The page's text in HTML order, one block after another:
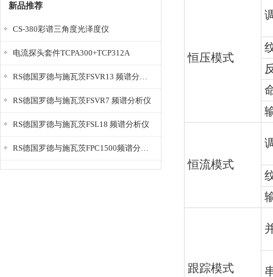
新品推荐
CS-380彩谱三角度光泽度仪
电流探头套件TCPA300+TCP312A
RS德国罗德与施瓦茨FSVR13 频谱分析仪
RS德国罗德与施瓦茨FSVR7 频谱分析仪
RS德国罗德与施瓦茨FSL18 频谱分析仪
RS德国罗德与施瓦茨FPC1500频谱分析仪
恒压模式
恒流模式
跟踪模式